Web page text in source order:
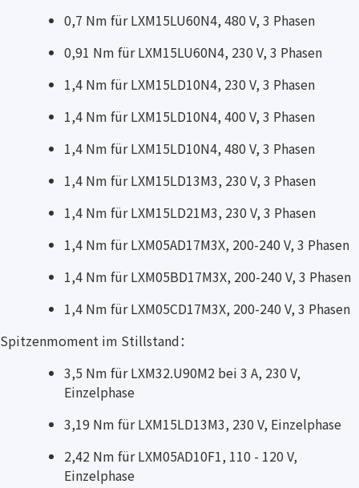
0,7 Nm für LXM15LU60N4, 480 V, 3 Phasen
0,91 Nm für LXM15LU60N4, 230 V, 3 Phasen
1,4 Nm für LXM15LD10N4, 230 V, 3 Phasen
1,4 Nm für LXM15LD10N4, 400 V, 3 Phasen
1,4 Nm für LXM15LD10N4, 480 V, 3 Phasen
1,4 Nm für LXM15LD13M3, 230 V, 3 Phasen
1,4 Nm für LXM15LD21M3, 230 V, 3 Phasen
1,4 Nm für LXM05AD17M3X, 200-240 V, 3 Phasen
1,4 Nm für LXM05BD17M3X, 200-240 V, 3 Phasen
1,4 Nm für LXM05CD17M3X, 200-240 V, 3 Phasen
Spitzenmoment im Stillstand：
3,5 Nm für LXM32.U90M2 bei 3 A, 230 V,
Einzelphase
3,19 Nm für LXM15LD13M3, 230 V, Einzelphase
2,42 Nm für LXM05AD10F1, 110 - 120 V,
Einzelphase